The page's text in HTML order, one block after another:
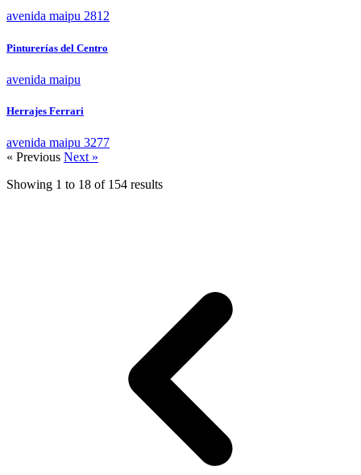
avenida maipu 2812
Pinturerías del Centro
avenida maipu
Herrajes Ferrari
avenida maipu 3277
« Previous Next »
Showing 1 to 18 of 154 results